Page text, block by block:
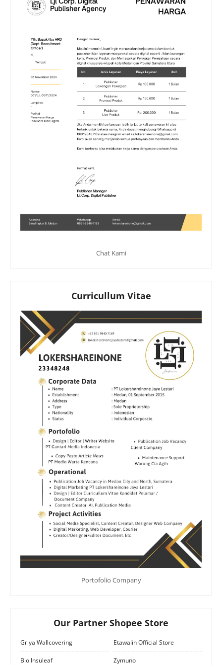
Chat Kami
Curricullum Vitae
Portofolio Company
Our Partner Shopee Store
Griya Wallcovering Etawalin Official Store
Bio Insuleaf Zymuno